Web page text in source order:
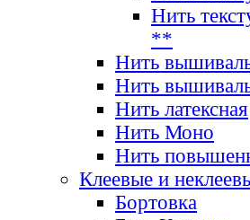
Нить
**
Нить
Нить
Нить латексная
Нить Моно
Нить
Клеевые и
Бортовка